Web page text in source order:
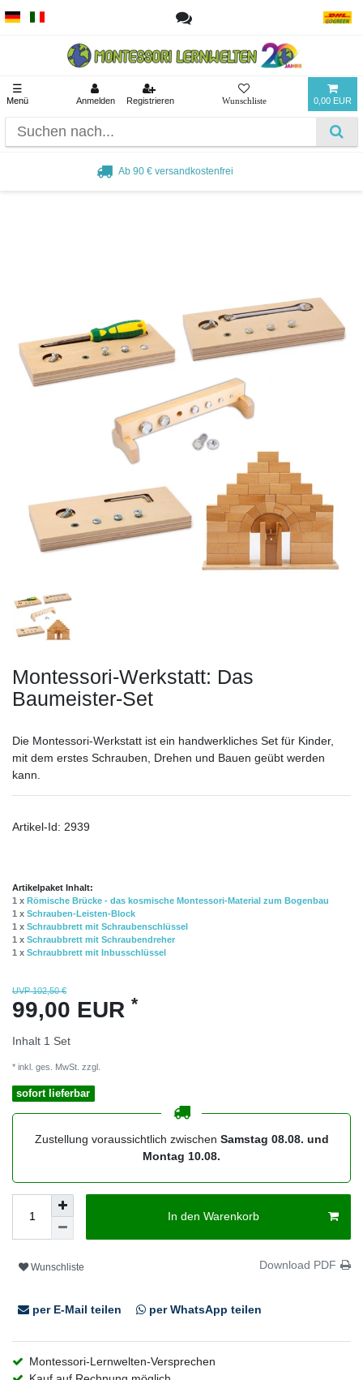
☰
Menü Anmelden Registrieren 0,00 EUR
Beliebt bei Pädagogen und Eltern
Montessori-Werkstatt: Das
Baumeister-Set
Die Montessori-Werkstatt ist ein handwerkliches Set für Kinder,
mit dem erstes Schrauben, Drehen und Bauen geübt werden
kann.
Artikel-Id: 2939
Artikelpaket Inhalt:
1 x Römische Brücke - das kosmische Montessori-Material zum Bogenbau
1 x Schrauben-Leisten-Block
1 x Schraubbrett mit Schraubenschlüssel
1 x Schraubbrett mit Schraubendreher
1 x Schraubbrett mit Inbusschlüssel
UVP 102,50 €
99,00 EUR *
Inhalt 1 Set
* inkl. ges. MwSt. zzgl.
sofort lieferbar
Zustellung voraussichtlich zwischen Samstag 08.08. und
Montag 10.08.
In den Warenkorb
Wunschliste Download PDF
per E-Mail teilen per WhatsApp teilen
Montessori-Lernwelten-Versprechen